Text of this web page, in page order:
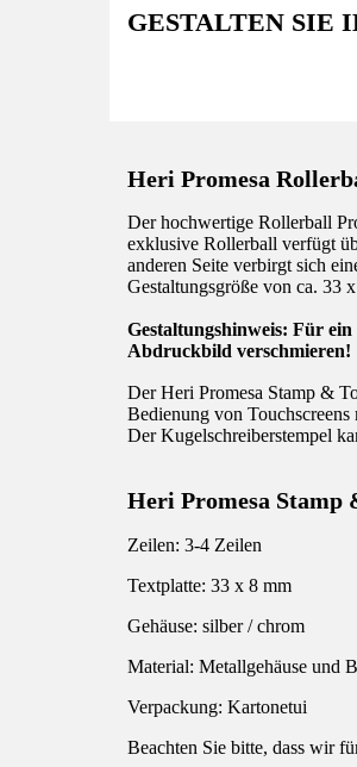
GESTALTEN SIE
Heri Promesa
Der hochwertige Rollerball
exklusive Rollerball verfügt
anderen Seite verbirgt sich
Gestaltungsgröße von ca. 33
Gestaltungshinweis: Für
Abdruckbild verschmieren!
Der Heri Promesa Stamp &
Bedienung von
Der Kugelschreiberstempel
Heri Promesa Stamp
Zeilen: 3-4 Zeilen
Textplatte: 33 x 8 mm
Gehäuse: silber / chrom
Material: Metallgehäuse und
Verpackung: Kartonetui
Beachten Sie bitte, dass wir